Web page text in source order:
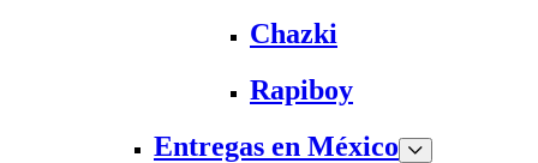
Chazki
Rapiboy
Entregas en México